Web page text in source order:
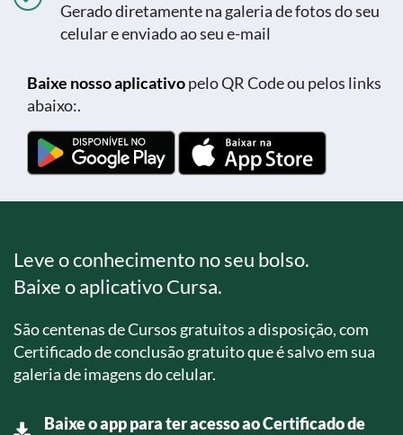
Gerado diretamente na galeria de fotos do seu
celular e enviado ao seu e-mail
Baixe nosso aplicativopelo QR Code ou pelos links
abaixo:.
Leve o conhecimento no seu bolso.
Baixe o aplicativo Cursa.
São centenas de Cursos gratuitos a disposição, com
Certificado de conclusão gratuito que é salvo em sua
galeria de imagens do celular.
Baixe o app para ter acesso ao Certificado de